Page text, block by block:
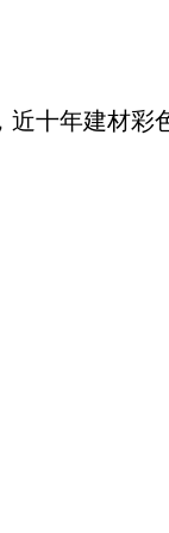
十年建材